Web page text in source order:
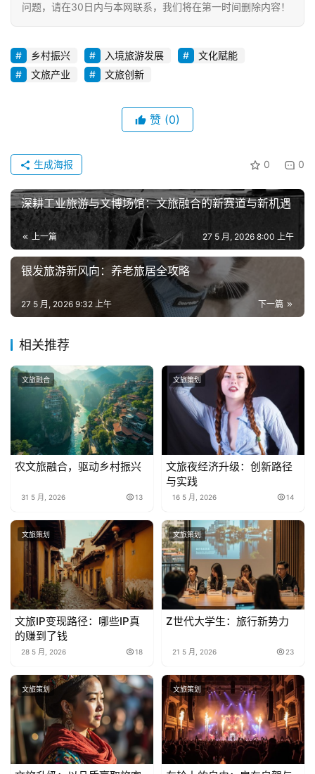
问题，请在30日内与本网联系，我们将在第一时间删除内容！
乡村振兴 入境旅游发展
文化赋能
文旅产业
文旅创新
赞 (0)
0 0
生成海报
深耕工业旅游与文博场馆：文旅融合的新赛道与新机遇
上一篇 27 5 月, 2026 8:00 上午
银发旅游新风向：养老旅居全攻略
下一篇
27 5 月, 2026 9:32 上午
相关推荐
文旅融合
农文旅融合，驱动乡村振兴
31 5 月, 2026 13
文旅策划
文旅夜经济升级：创新路径
与实践
16 5 月, 2026 14
文旅策划
文旅IP变现路径：哪些IP真
的赚到了钱
28 5 月, 2026 18
文旅策划
Z世代大学生：旅行新势力
21 5 月, 2026 23
文旅策划 文旅策划